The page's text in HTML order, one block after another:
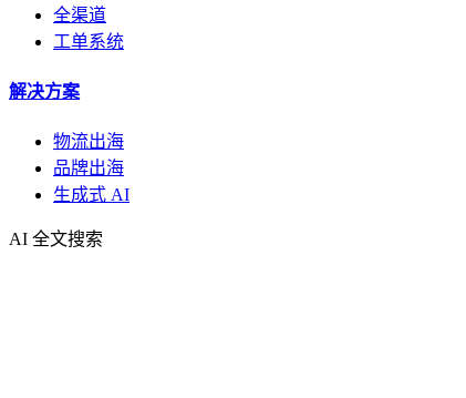
全渠道
工单系统
解决方案
物流出海
品牌出海
生成式 AI
AI 全文搜索